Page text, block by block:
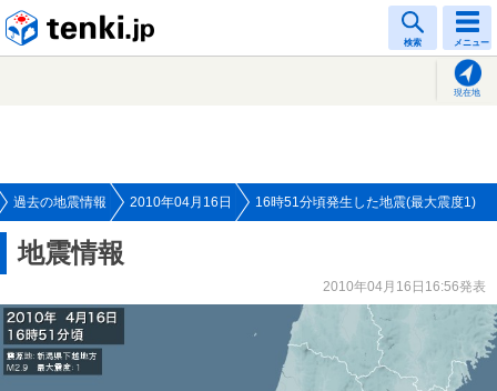
検索 メニュー
現在地
過去の地震情報 2010年04月16日 16時51分頃発生した地震(最大震度1)
地震情報
2010年04月16日16:56発表